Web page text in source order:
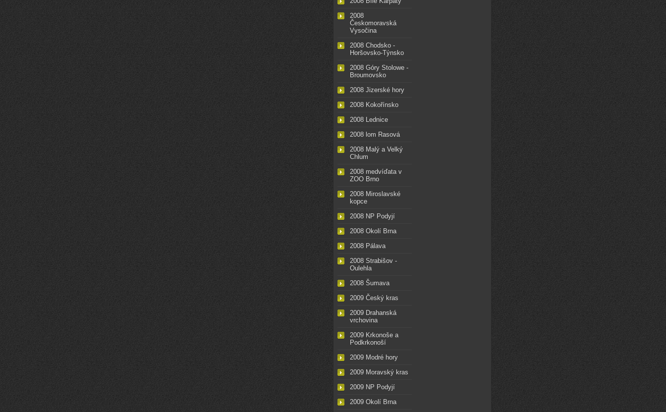
2008
Českomoravská
Vysočina
2008 Chodsko -
Horšovsko-Týnsko
2008 Góry Stolowe -
Broumovsko
2008 Jizerské hory
2008 Kokořínsko
2008 Lednice
2008 lom Rasová
2008 Malý a Velký
Chlum
2008 medvíďata v
ZOO Brno
2008 Miroslavské
kopce
2008 NP Podyjí
2008 Okolí Brna
2008 Pálava
2008 Strabišov -
Oulehla
2008 Šumava
2009 Český kras
2009 Drahanská
vrchovina
2009 Krkonoše a
Podkrkonoší
2009 Modré hory
2009 Moravský kras
2009 NP Podyjí
2009 Okolí Brna